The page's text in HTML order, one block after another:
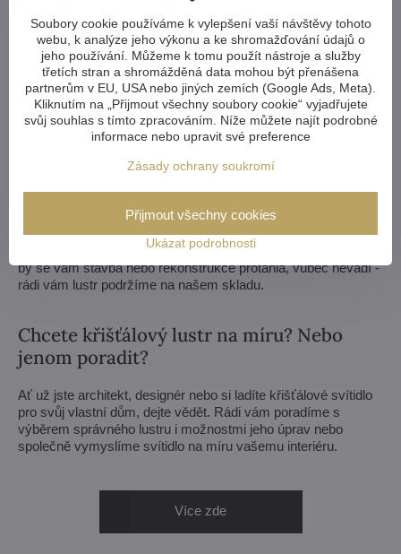
Zmenšit nebo zvětšit, vyměnit ramena, změnit počet žárovek,
zkrátit i prodloužit řetěz - možnosti jsou téměř neomezené. A
pokud by vám to nestačilo, vyrobíme křišťálový lustr komplet
na zakázku podle vašeho návrhu.
Pokud si z naší nabídky lustrů vůbec nevyberete, vyrobíme
pro vás svítidlo zcela na míru. Stačí nám výkres nebo třeba
obrázek/fotka, jak si lustr představujete. My posoudíme
Jednodušší úpravy zvládneme v rámci 3–4 týdnů, složitější
změny nebo lustr na míru zaberou přibližně 8–10 týdnů. Pokud
by se vám stavba nebo rekonstrukce protáhla, vůbec nevadí -
rádi vám lustr podržíme na našem skladu.
Chcete křišťálový lustr na míru? Nebo
jenom poradit?
Ať už jste architekt, designér nebo si ladíte křišťálové svítidlo
pro svůj vlastní dům, dejte vědět. Rádi vám poradíme s
výběrem správného lustru i možnostmi jeho úprav nebo
společně vymyslíme svítidlo na míru vašemu interiéru.
Více zde
Soubory cookie používáme k vylepšení vaší návštěvy tohoto
webu, k analýze jeho výkonu a ke shromažďování údajů o
jeho používání. Můžeme k tomu použít nástroje a služby
třetích stran a shromážděná data mohou být přenášena
partnerům v EU, USA nebo jiných zemích (Google Ads, Meta).
Kliknutím na „Přijmout všechny soubory cookie“ vyjadřujete
svůj souhlas s tímto zpracováním. Níže můžete najít podrobné
informace nebo upravit své preference
Zásady ochrany soukromí
Ukázat podrobnosti
Přijmout všechny cookies